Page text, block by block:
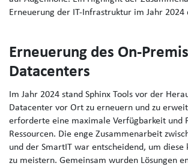
Erneuerung der IT-Infrastruktur im Jahr 2024
Erneuerung des On-
Datacenters
Im Jahr 2024 stand Sphinx Tools vor der
Datacenter vor Ort zu erneuern und zu
erforderte eine maximale Verfügbarkeit und
Ressourcen. Die enge Zusammenarbeit
und der SmartIT war entscheidend, um diese
zu meistern. Gemeinsam wurden Lösungen